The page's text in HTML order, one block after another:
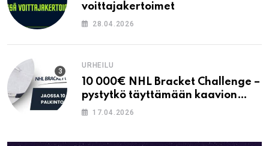
voittajakertoimet
28.04.2026
URHEILU
10 000€ NHL Bracket Challenge –
pystytkö täyttämään kaavion
oikein?
17.04.2026